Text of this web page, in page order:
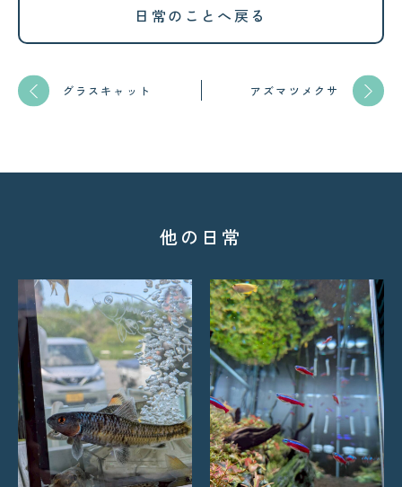
日常のことへ戻る
グラスキャット アズマツメクサ
他の日常